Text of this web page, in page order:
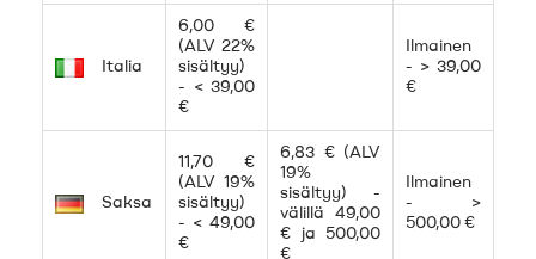
Italia
6,00 €
(ALV 22%
sisältyy)
- < 39,00
€
Ilmainen
- > 39,00
€
Saksa
11,70 €
(ALV 19%
sisältyy)
- < 49,00
€
6,83 € (ALV
19%
sisältyy) -
välillä 49,00
€ ja 500,00
€
Ilmainen
- >
500,00 €